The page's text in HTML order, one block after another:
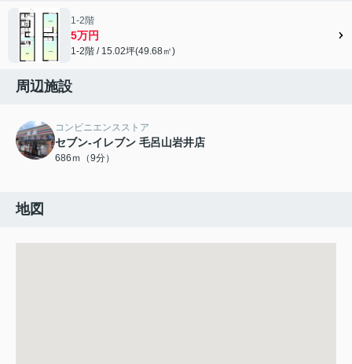
1-2階
5万円
1-2階 / 15.02坪(49.68㎡)
周辺施設
コンビニエンスストア
セブン-イレブン 毛呂山岩井店
686ｍ（9分）
地図